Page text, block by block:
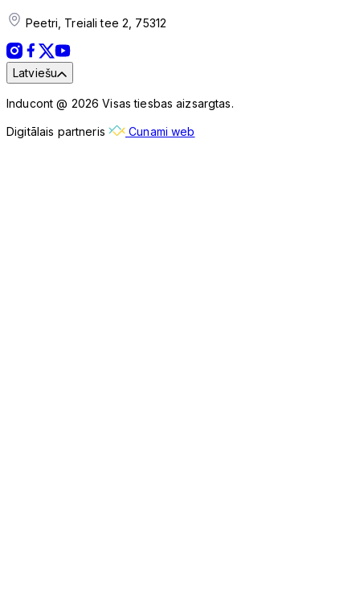
Peetri, Treiali tee 2, 75312
Latviešu
Inducont @ 2026 Visas tiesbas aizsargtas.
Digitālais partneris Cunami web